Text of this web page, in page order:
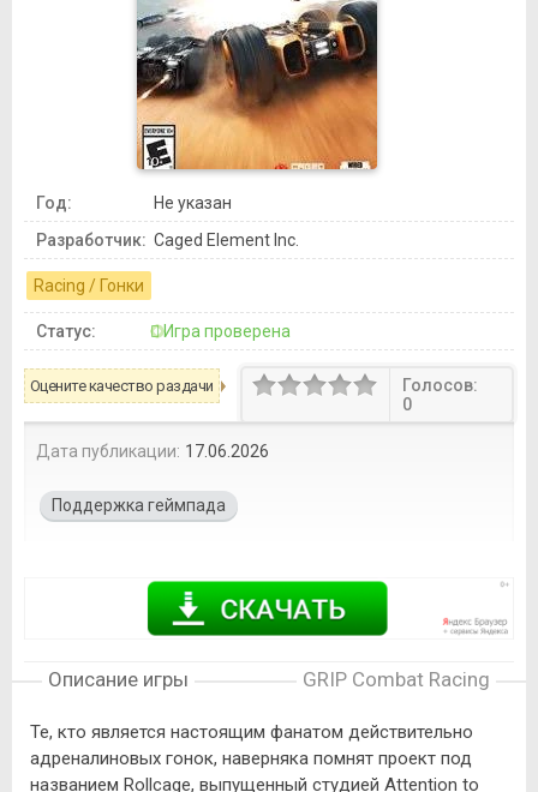
Год:
Не указан
Разработчик: Caged Element Inc.
Racing / Гонки
Статус: Игра проверена
Оцените качество раздачи
Голосов:
0
Дата публикации: 17.06.2026
Поддержка геймпада
Описание игры GRIP Combat Racing
Те, кто является настоящим фанатом действительно
адреналиновых гонок, наверняка помнят проект под
названием Rollcage, выпущенный студией Attention to